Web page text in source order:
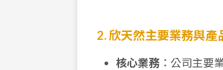
2. 欣天然主要業務與產
核心業務 ：公司主要